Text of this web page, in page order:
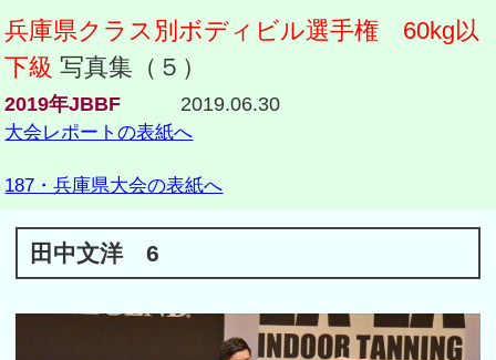
兵庫県クラス別ボディビル選手権 60kg以
下級 写真集（５）
2019年JBBF 2019.06.30
大会レポートの表紙へ
187・兵庫県大会の表紙へ
田中文洋 6